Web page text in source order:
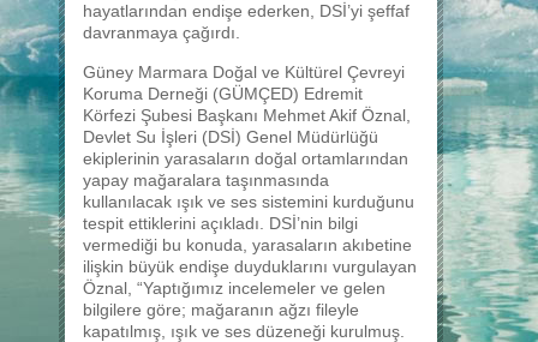
hayatlarından endişe ederken, DSİ’yi şeffaf
davranmaya çağırdı.
Güney Marmara Doğal ve Kültürel Çevreyi
Koruma Derneği (GÜMÇED) Edremit
Körfezi Şubesi Başkanı Mehmet Akif Öznal,
Devlet Su İşleri (DSİ) Genel Müdürlüğü
ekiplerinin yarasaların doğal ortamlarından
yapay mağaralara taşınmasında
kullanılacak ışık ve ses sistemini kurduğunu
tespit ettiklerini açıkladı. DSİ’nin bilgi
vermediği bu konuda, yarasaların akıbetine
ilişkin büyük endişe duyduklarını vurgulayan
Öznal, “Yaptığımız incelemeler ve gelen
bilgilere göre; mağaranın ağzı fileyle
kapatılmış, ışık ve ses düzeneği kurulmuş.